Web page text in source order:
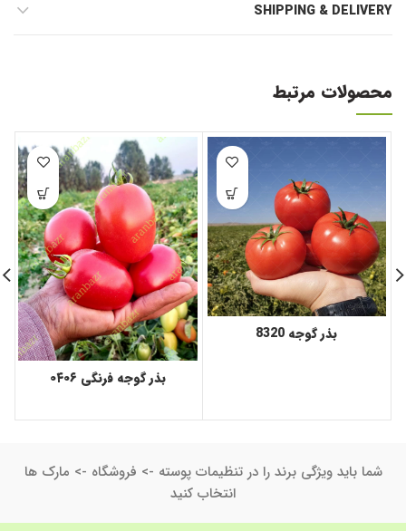
SHIPPING & DELIVERY
محصولات مرتبط
بذر گوجه 8320
بذر گوجه فرنگی ۰۴۰۶
شما باید ویژگی برند را در تنظیمات پوسته -> فروشگاه -> مارک ها
انتخاب کنید